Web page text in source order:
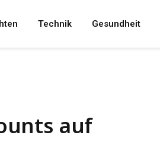
Technik Gesundheit
auf